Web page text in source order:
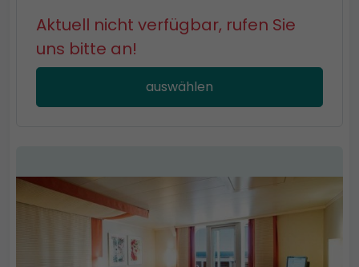
Aktuell nicht verfügbar, rufen Sie
uns bitte an!
auswählen